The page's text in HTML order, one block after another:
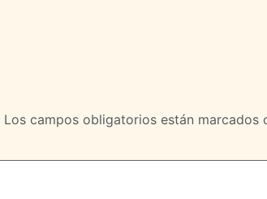
Los campos obligatorios están marcados